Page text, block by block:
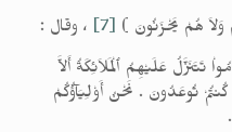
وَلاَ هُمْ يَحْزَنُونَ ) [7]
، وقال :
تَتَنَزَّلُ عَلَيْهِمُ ٱلْمَلاَئِكَةُ أَلاَّ
كُنتُمْ تُوعَدُونَ . نَحْنُ أَوْلِيَآؤُكُمْ
.